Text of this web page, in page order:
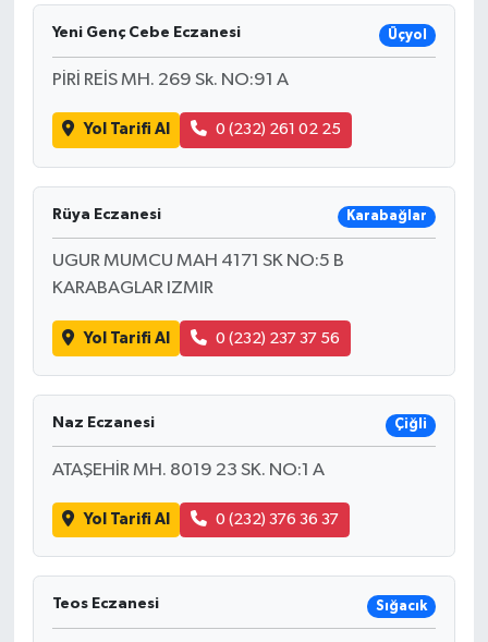
Yeni Genç Cebe Eczanesi Üçyol
PİRİ REİS MH. 269 Sk. NO:91 A
Yol Tarifi Al 0 (232) 261 02 25
Rüya Eczanesi Karabağlar
UGUR MUMCU MAH 4171 SK NO:5 B
KARABAGLAR IZMIR
Yol Tarifi Al 0 (232) 237 37 56
Naz Eczanesi Çiğli
ATAŞEHİR MH. 8019 23 SK. NO:1 A
Yol Tarifi Al 0 (232) 376 36 37
Teos Eczanesi Sığacık